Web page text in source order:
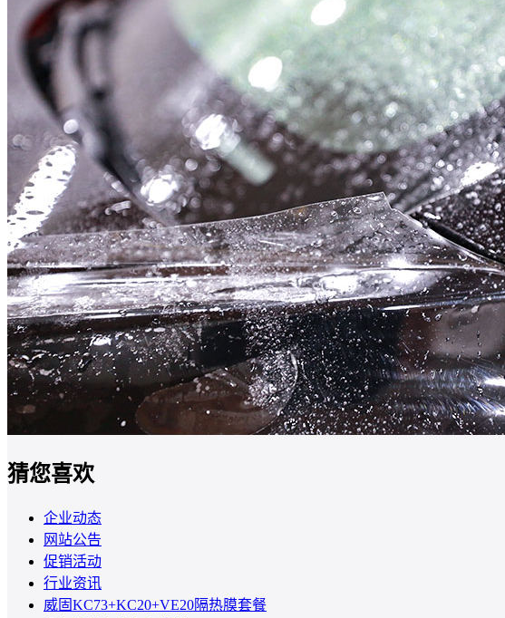
猜您喜欢
企业动态
网站公告
促销活动
行业资讯
威固KC73+KC20+VE20隔热膜套餐